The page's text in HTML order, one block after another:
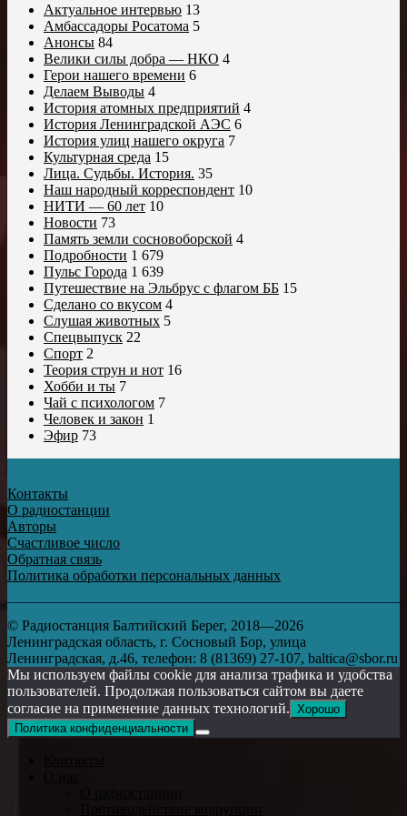
Актуальное интервью 13
Амбассадоры Росатома 5
Анонсы 84
Велики силы добра — НКО 4
Герои нашего времени 6
Делаем Выводы 4
История атомных предприятий 4
История Ленинградской АЭС 6
История улиц нашего округа 7
Культурная среда 15
Лица. Судьбы. История. 35
Наш народный корреспондент 10
НИТИ — 60 лет 10
Новости 73
Память земли сосновоборской 4
Подробности 1 679
Пульс Города 1 639
Путешествие на Эльбрус с флагом ББ 15
Сделано со вкусом 4
Слушая животных 5
Спецвыпуск 22
Спорт 2
Теория струн и нот 16
Хобби и ты 7
Чай с психологом 7
Человек и закон 1
Эфир 73
Контакты
О радиостанции
Авторы
Счастливое число
Обратная связь
Политика обработки персональных данных
© Радиостанция Балтийский Берег, 2018—2026
Ленинградская область, г. Сосновый Бор, улица
Ленинградская, д.46, телефон: 8 (81369) 27-107, baltica@sbor.ru
Мы используем файлы cookie для анализа трафика и удобства
пользователей. Продолжая пользоваться сайтом вы даете
согласие на применение данных технологий. Хорошо
Политика конфиденциальности